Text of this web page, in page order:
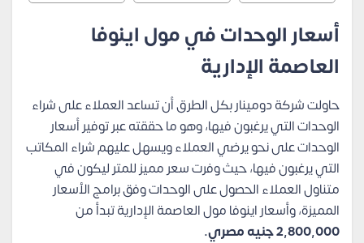
أسعار الوحدات في مول اينوفا
العاصمة الإدارية
حاولت شركة دومينار بكل الطرق أن تساعد العملاء على شراء
الوحدات التي يرغبون فيها، وهو ما حققته عبر توفير أسعار
الوحدات على نحو يرضي العملاء ويسهل عليهم شراء المكاتب
التي يرغبون فيها، حيث وفرت سعر مميز للمتر ليكون في
متناول العملاء الحصول على الوحدات وفق برامج الأسعار
المميزة، وأسعار اينوفا مول العاصمة الإدارية تبدأ من
2,800,000 جنيه مصري.